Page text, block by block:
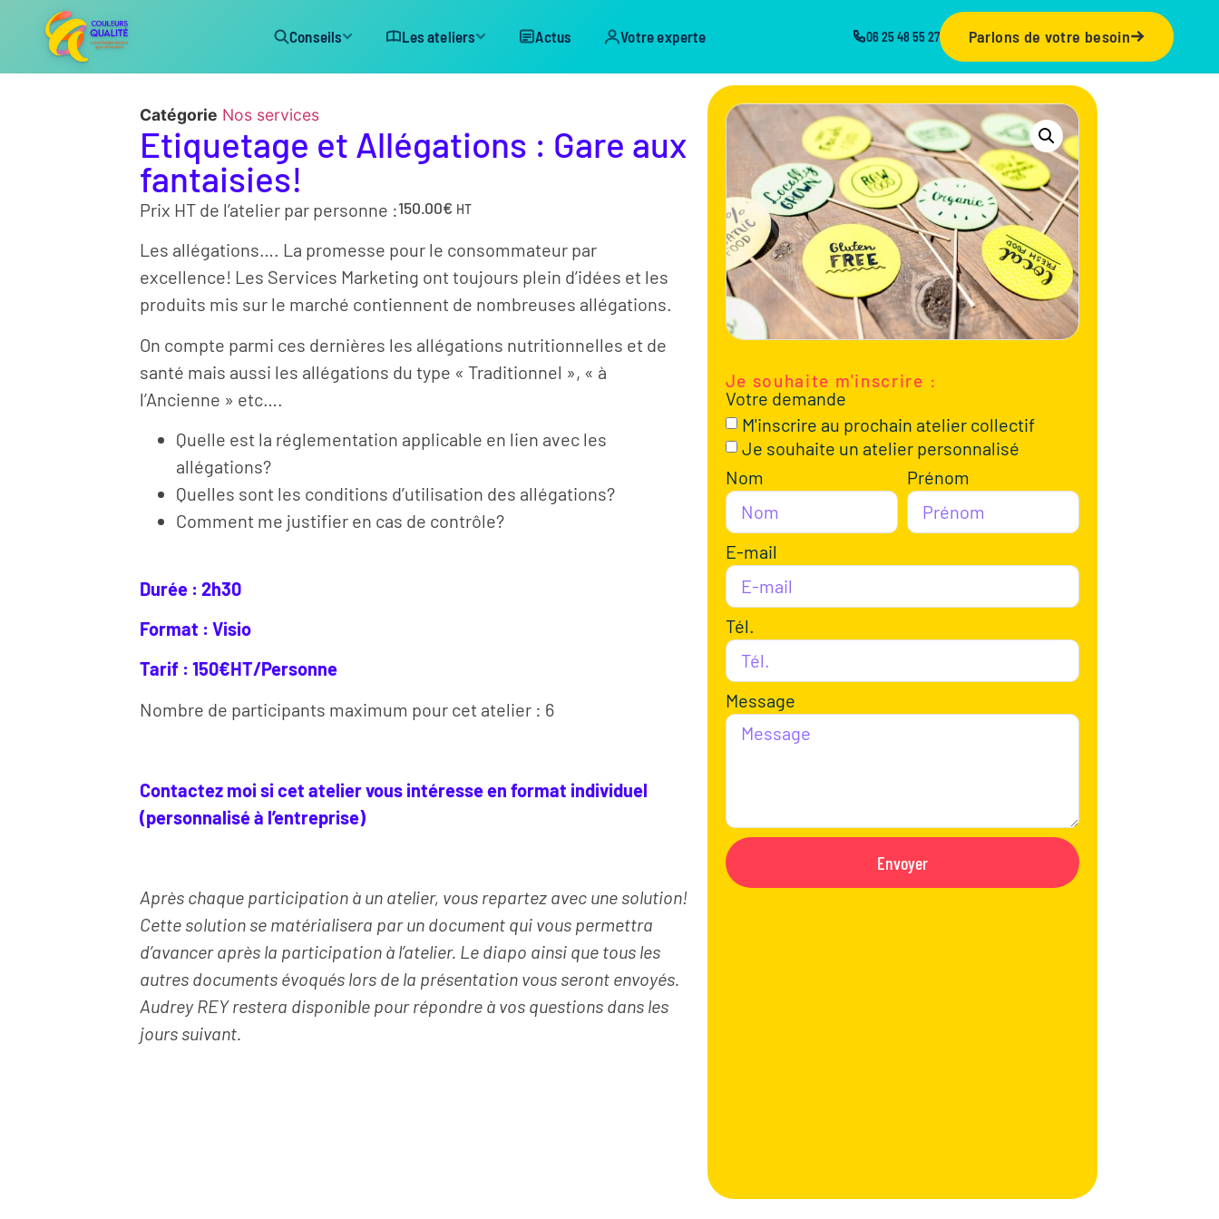
Conseils Les ateliers Actus Votre experte 06 25 48 55 27 Parlons de votre besoin
Je souhaite m'inscrire :
Votre demande
M'inscrire au prochain atelier collectif
Je souhaite un atelier personnalisé
Nom
Prénom
E-mail
Tél.
Message
Envoyer
Catégorie Nos services
Etiquetage et Allégations : Gare aux
fantaisies!
Prix HT de l’atelier par personne :150.00€ HT
Les allégations…. La promesse pour le consommateur par
excellence! Les Services Marketing ont toujours plein d’idées et les
produits mis sur le marché contiennent de nombreuses allégations.
On compte parmi ces dernières les allégations nutritionnelles et de
santé mais aussi les allégations du type « Traditionnel », « à
l’Ancienne » etc….
Quelle est la réglementation applicable en lien avec les
allégations?
Quelles sont les conditions d’utilisation des allégations?
Comment me justifier en cas de contrôle?
Durée : 2h30
Format : Visio
Tarif : 150€HT/Personne
Nombre de participants maximum pour cet atelier : 6
Contactez moi si cet atelier vous intéresse en format individuel
(personnalisé à l’entreprise)
Après chaque participation à un atelier, vous repartez avec une solution!
Cette solution se matérialisera par un document qui vous permettra
d’avancer après la participation à l’atelier. Le diapo ainsi que tous les
autres documents évoqués lors de la présentation vous seront envoyés.
Audrey REY restera disponible pour répondre à vos questions dans les
jours suivant.